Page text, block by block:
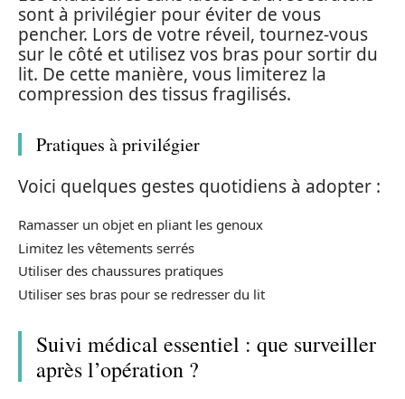
sont à privilégier pour éviter de vous
pencher. Lors de votre réveil, tournez-vous
sur le côté et utilisez vos bras pour sortir du
lit. De cette manière, vous limiterez la
compression des tissus fragilisés.
Pratiques à privilégier
Voici quelques gestes quotidiens à adopter :
Ramasser un objet en pliant les genoux
Limitez les vêtements serrés
Utiliser des chaussures pratiques
Utiliser ses bras pour se redresser du lit
Suivi médical essentiel : que surveiller
après l’opération ?